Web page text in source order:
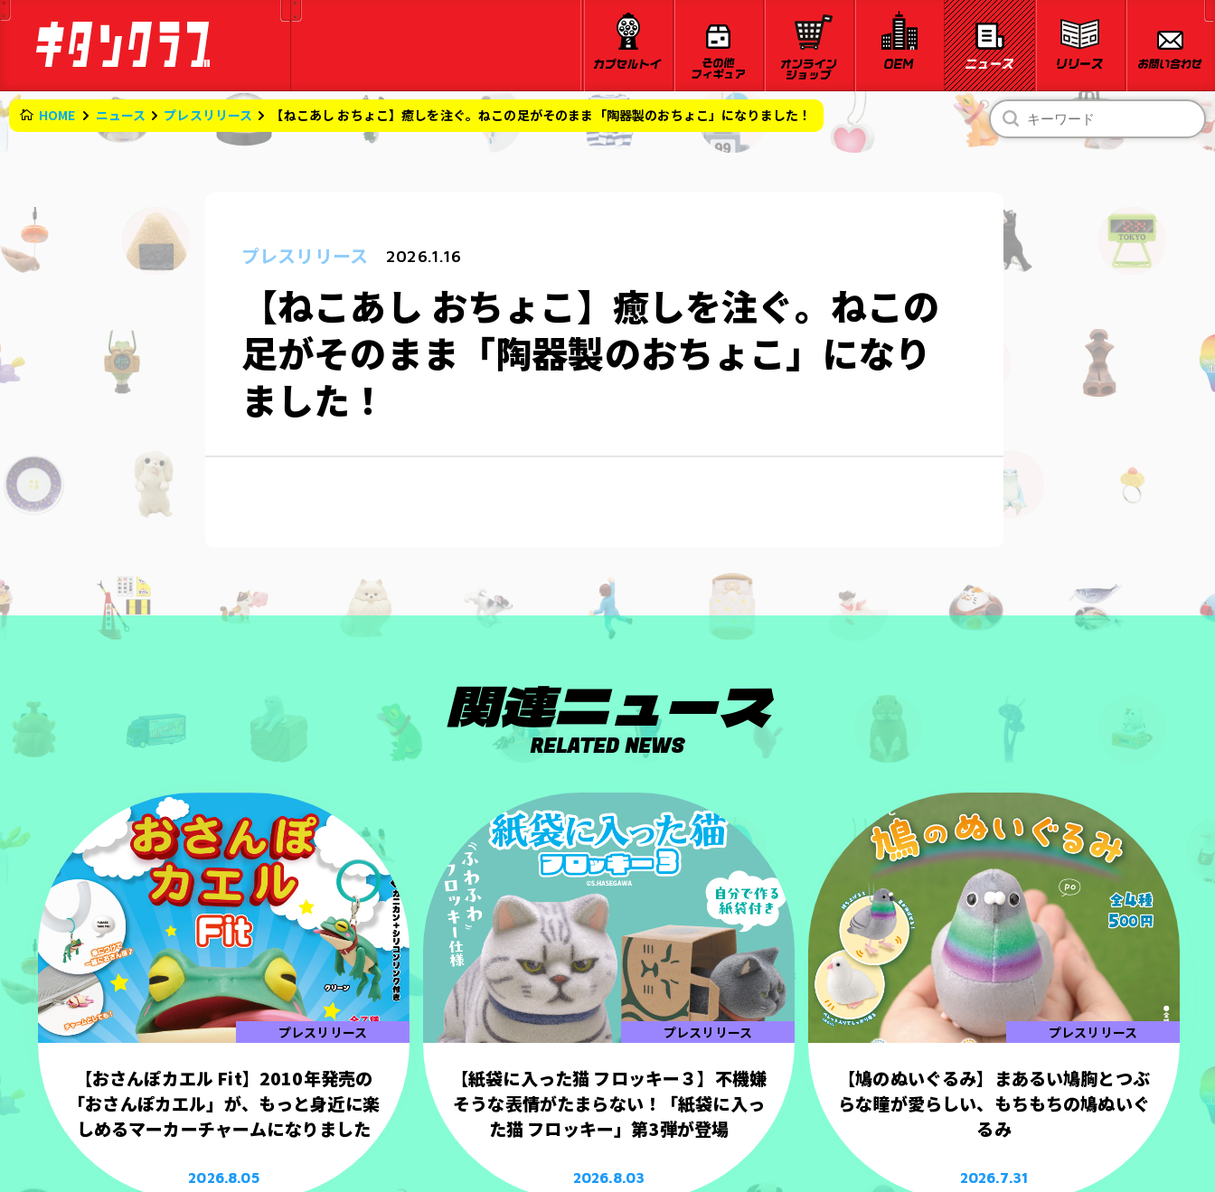
HOME ニュース プレスリリース 【ねこあし おちょこ】癒しを注ぐ。ねこの足がそのまま「陶器製のおちょこ」になりました！
プレスリリース 2026.1.16
【ねこあし おちょこ】癒しを注ぐ。ねこの
足がそのまま「陶器製のおちょこ」になり
ました！
関連ニュース
RELATED NEWS
プレスリリース
【おさんぽカエル Fit】2010年発売の
「おさんぽカエル」が、もっと身近に楽
しめるマーカーチャームになりました
2026.8.05
プレスリリース
【紙袋に入った猫 フロッキー３】不機嫌
そうな表情がたまらない！「紙袋に入っ
た猫 フロッキー」第3弾が登場
2026.8.03
プレスリリース
【鳩のぬいぐるみ】まあるい鳩胸とつぶ
らな瞳が愛らしい、もちもちの鳩ぬいぐ
るみ
2026.7.31